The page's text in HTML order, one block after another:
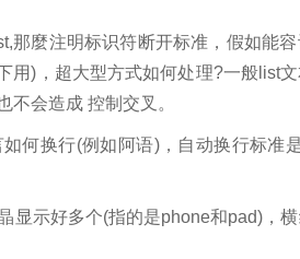
那麼注明标识符断开标准，假如能
用)，超大型方式如何处理?一般list
会造成 控制交叉。
何换行(例如阿语)，自动换行标准
显示好多个(指的是phone和pad)，